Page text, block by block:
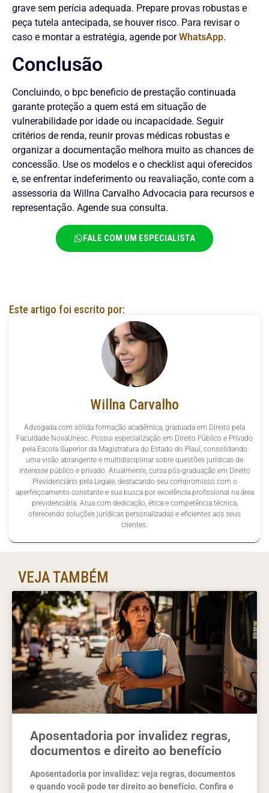
grave sem perícia adequada. Prepare provas robustas e
peça tutela antecipada, se houver risco. Para revisar o
caso e montar a estratégia, agende porWhatsApp.
Conclusão
Concluindo, o bpc beneficio de prestação continuada
garante proteção a quem está em situação de
vulnerabilidade por idade ou incapacidade. Seguir
critérios de renda, reunir provas médicas robustas e
organizar a documentação melhora muito as chances de
concessão. Use os modelos e o checklist aqui oferecidos
e, se enfrentar indeferimento ou reavaliação, conte com a
assessoria da Willna Carvalho Advocacia para recursos e
representação. Agende sua consulta.
FALE COM UM ESPECIALISTA
Este artigo foi escrito por:
Willna Carvalho
Advogada com sólida formação acadêmica, graduada em Direito pela
Faculdade NovaUnesc. Possui especialização em Direito Público e Privado
pela Escola Superior da Magistratura do Estado do Piauí, consolidando
uma visão abrangente e multidisciplinar sobre questões jurídicas de
interesse público e privado. Atualmente, cursa pós-graduação em Direito
Previdenciário pela Legale, destacando seu compromisso com o
aperfeiçoamento constante e sua busca por excelência profissional na área
previdenciária. Atua com dedicação, ética e competência técnica,
oferecendo soluções jurídicas personalizadas e eficientes aos seus
clientes.
VEJA TAMBÉM
Aposentadoria por invalidez regras,
documentos e direito ao benefício
Aposentadoria por invalidez: veja regras, documentos
e quando você pode ter direito ao benefício. Confira e